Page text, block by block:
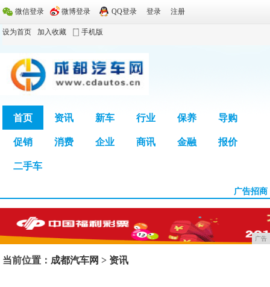
微信登录 微博登录 QQ登录 登录 注册
设为首页 加入收藏 手机版
首页 资讯 新车 行业 保养 导购
促销 消费 企业 商讯 金融 报价
二手车
广告招商
广告
当前位置： 成都汽车网 > 资讯